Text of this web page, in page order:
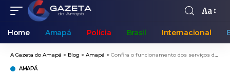
Aa
Home Amapá Polícia Brasil Internacional
A Gazeta do Amapá > Blog > Amapá > Confira o funcionamento dos serviços de saúde no feriado de Corpus Christi
AMAPÁ